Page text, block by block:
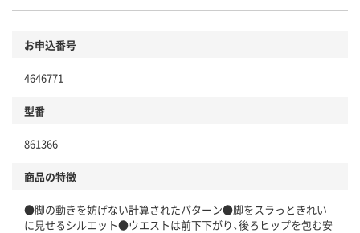
お申込番号
4646771
型番
861366
商品の特徴
●脚の動きを妨げない計算されたパターン●脚をスラっときれい
に見せるシルエット●ウエストは前下下がり、後ろヒップを包む安